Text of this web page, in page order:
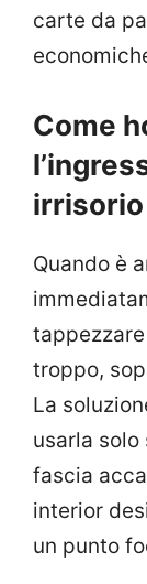
carte da
Come
irrisorio
Quando è
troppo,
La
usarla solo
fascia
interior
un punto